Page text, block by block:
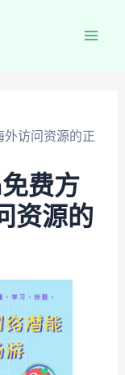
外访问资源的正
费方
资源的